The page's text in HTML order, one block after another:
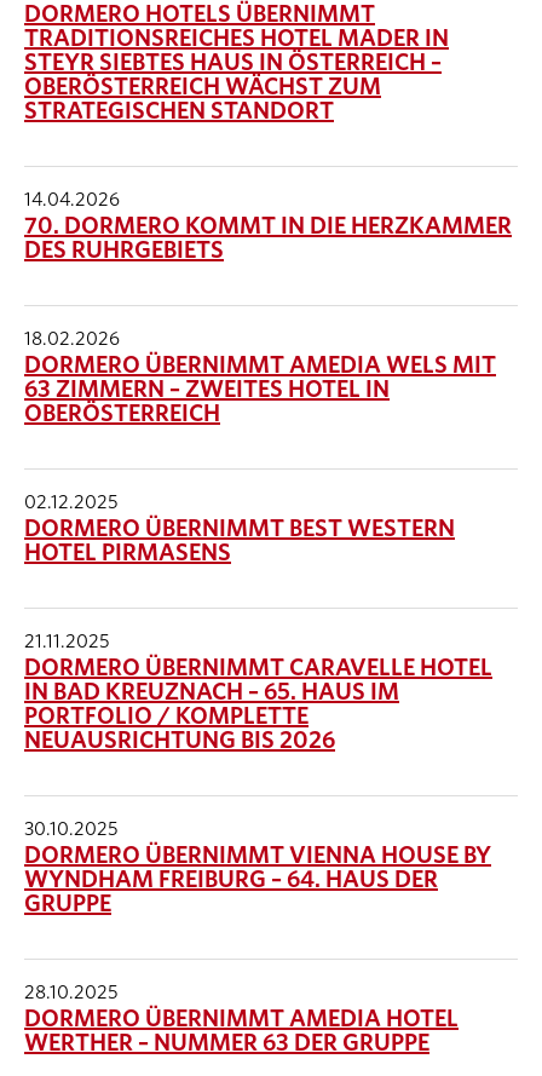
DORMERO HOTELS ÜBERNIMMT
TRADITIONSREICHES HOTEL MADER IN
STEYR SIEBTES HAUS IN ÖSTERREICH –
OBERÖSTERREICH WÄCHST ZUM
STRATEGISCHEN STANDORT
14.04.2026
70. DORMERO KOMMT IN DIE HERZKAMMER
DES RUHRGEBIETS
18.02.2026
DORMERO ÜBERNIMMT AMEDIA WELS MIT
63 ZIMMERN – ZWEITES HOTEL IN
OBERÖSTERREICH
02.12.2025
DORMERO ÜBERNIMMT BEST WESTERN
HOTEL PIRMASENS
21.11.2025
DORMERO ÜBERNIMMT CARAVELLE HOTEL
IN BAD KREUZNACH – 65. HAUS IM
PORTFOLIO / KOMPLETTE
NEUAUSRICHTUNG BIS 2026
30.10.2025
DORMERO ÜBERNIMMT VIENNA HOUSE BY
WYNDHAM FREIBURG – 64. HAUS DER
GRUPPE
28.10.2025
DORMERO ÜBERNIMMT AMEDIA HOTEL
WERTHER – NUMMER 63 DER GRUPPE